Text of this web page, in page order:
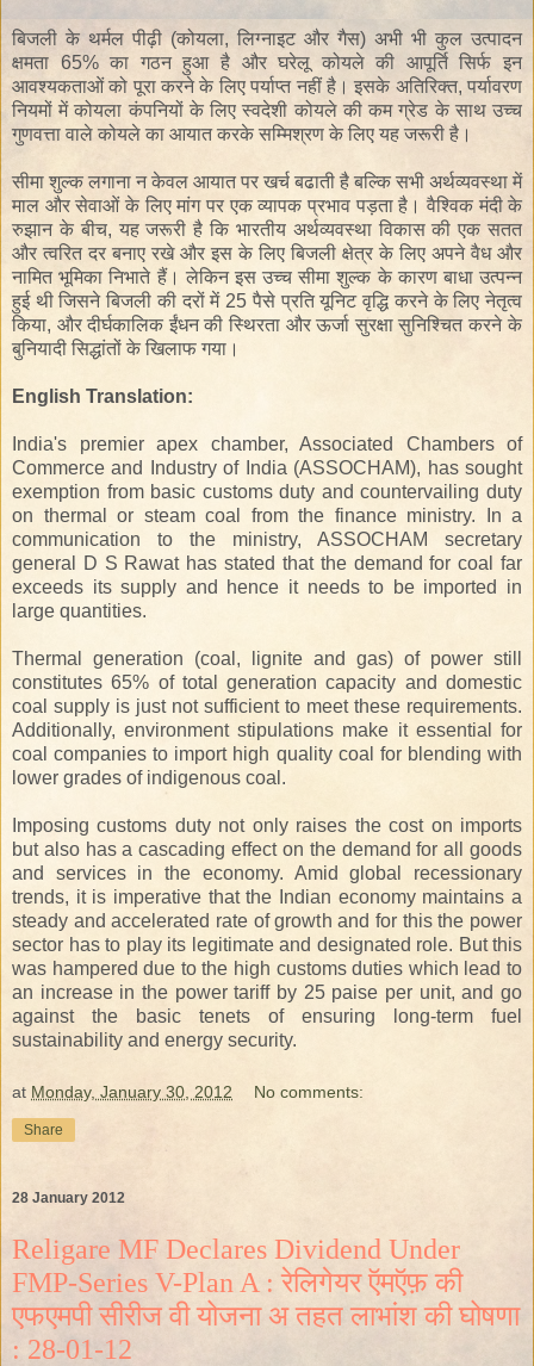
बिजली के थर्मल पीढ़ी (कोयला, लिग्नाइट और गैस) अभी भी कुल उत्पादन
क्षमता 65% का गठनहुआ है और घरेलू कोयले की आपूर्ति सिर्फ इन
आवश्यकताओं को पूरा करने के लिए पर्याप्त नहीं है।इसके अतिरिक्त, पर्यावरण
नियमों मेंकोयला कंपनियों के लिए स्वदेशी कोयले की कम ग्रेड के साथ उच्च
गुणवत्ता वाले कोयले का आयात करकेसम्मिश्रण के लिए यह जरूरी है ।
सीमा शुल्क लगाना न केवल आयात पर खर्च बढातीहै बल्कि सभी अर्थव्यवस्था में
माल और सेवाओं के लिए मांग पर एक व्यापक प्रभाव पड़ता है ।वैश्विक मंदी के
रुझान के बीच, यह जरूरी है कि भारतीय अर्थव्यवस्था विकास की एक सतत
और त्वरित दर बनाए रखे और इस के लिए बिजली क्षेत्र के लिए अपने वैध और
नामित भूमिका निभाते हैं। लेकिन इस उच्च सीमा शुल्क के कारण बाधा उत्पन्न
हुई थीजिसनेबिजली की दरों में 25 पैसे प्रति यूनिट वृद्धि करने के लिए नेतृत्व
किया, और दीर्घकालिक ईंधन की स्थिरता और ऊर्जा सुरक्षा सुनिश्चित करने के
बुनियादी सिद्धांतों के खिलाफ गया ।
English Translation:
India's premier apex chamber, Associated Chambers of
Commerce and Industry of India (ASSOCHAM), has sought
exemption from basic customs duty and countervailing duty
on thermal or steam coal from the finance ministry. In a
communication to the ministry, ASSOCHAM secretary
general D S Rawat has stated that the demand for coal far
exceeds its supply and hence it needs to be imported in
large quantities.
Thermal generation (coal, lignite and gas) of power still
constitutes 65% of total generation capacity and domestic
coal supply is just not sufficient to meet these requirements.
Additionally, environment stipulations make it essential for
coal companies to import high quality coal for blending with
lower grades of indigenous coal.
Imposing customs duty not only raises the cost on imports
but also has a cascading effect on the demand for all goods
and services in the economy. Amid global recessionary
trends, it is imperative that the Indian economy maintains a
steady and accelerated rate of growth and for this the power
sector has to play its legitimate and designated role. But this
was hampered due to the high customs duties which lead to
an increase in the power tariff by 25 paise per unit, and go
against the basic tenets of ensuring long-term fuel
sustainability and energy security.
at Monday, January 30, 2012 No comments:
Share
28 January 2012
Religare MF Declares Dividend Under
FMP-Series V-Plan A : रेलिगेयर ऍमऍफ़ की
एफएमपी सीरीज वी योजना अ तहत लाभांश की घोषणा
: 28-01-12